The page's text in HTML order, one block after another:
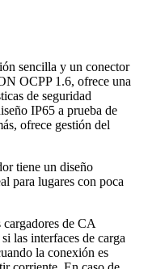
sencilla y un conector
OCPP 1.6, ofrece una
de seguridad
IP65 a prueba de
ofrece gestión del
tiene un diseño
para lugares con poca
de CA
las interfaces de carga
la conexión es